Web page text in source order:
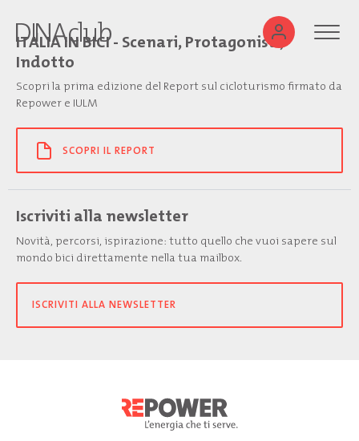
ITALIA IN BICI - Scenari, Protagonisti,
Indotto
Scopri la prima edizione del Report sul cicloturismo firmato da
Repower e IULM
SCOPRI IL REPORT
Iscriviti alla newsletter
Novità, percorsi, ispirazione: tutto quello che vuoi sapere sul
mondo bici direttamente nella tua mailbox.
ISCRIVITI ALLA NEWSLETTER